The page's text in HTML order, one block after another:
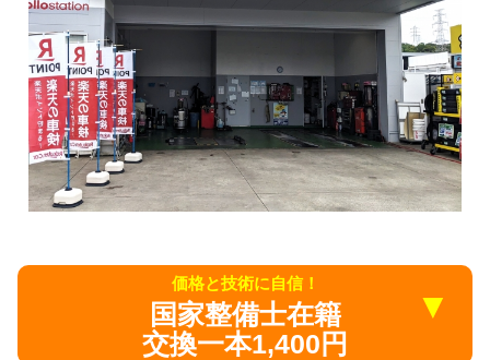
▼
価格と技術に自信！
国家整備士在籍
交換一本1,400円